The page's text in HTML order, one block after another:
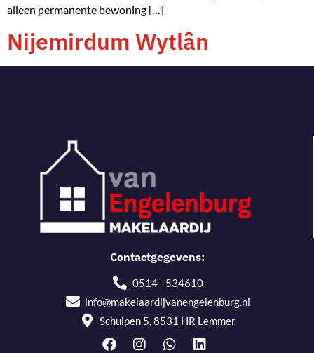
alleen permanente bewoning […]
Nijemirdum Wytlân
Contactgegevens:
0514 - 534610
info@makelaardijvanengelenburg.nl
Schulpen 5, 8531 HR Lemmer